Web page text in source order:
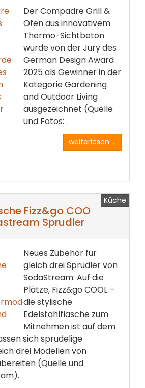
Der Compadre Grill &
Ofen aus innovativem
Thermo-Sichtbeton
wurde von der Jury des
German Design Award
2025 als Gewinner in der
Kategorie Gardening
and Outdoor Living
ausgezeichnet (Quelle
und Fotos: .
weiterlesen ...
Küche
Fizz&go COO
Sprudler
Neues Zubehör für
gleich drei Sprudler von
SodaStream: Auf die
Plätze, Fizz&go COOL –
die stylische
Edelstahlflasche zum
Mitnehmen ist auf dem
sich sprudelige
drei Modellen von
(Quelle und